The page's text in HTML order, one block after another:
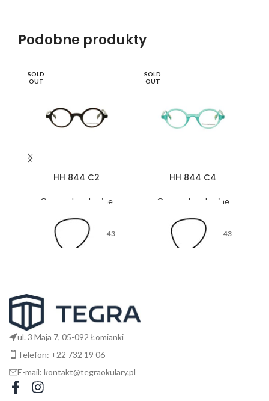
Podobne produkty
SOLD
OUT
HH 844 C2
Oprawy korekcyjne
43
26
145
SOLD
OUT
HH 844 C4
Oprawy korekcyjne
43
ul. 3 Maja 7, 05-092 Łomianki
Telefon: +22 732 19 06
E-mail: kontakt@tegraokulary.pl